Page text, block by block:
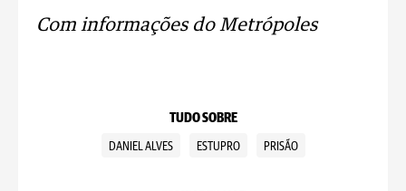
Com informações do Metrópoles
TUDO SOBRE
DANIEL ALVES ESTUPRO PRISÃO